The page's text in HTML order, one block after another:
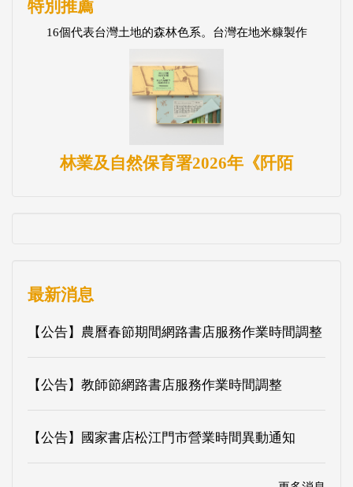
特別推薦
16個代表台灣土地的森林色系。台灣在地米糠製作
林業及自然保育署2026年《阡陌
最新消息
【公告】農曆春節期間網路書店服務作業時間調整
【公告】教師節網路書店服務作業時間調整
【公告】國家書店松江門市營業時間異動通知